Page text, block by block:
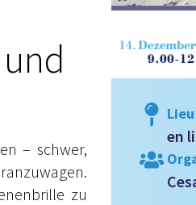
– schwer,
zu
Lieu
en